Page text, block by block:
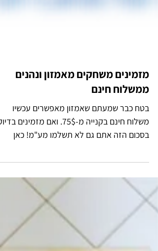
ממשלוח חינם
בטח כבר שמעתם שאמזון מאפשרים עכשיו
בסכום הזה אתם גם לא תשלמו מע"מ! כאן
בפוסט אסביר איך זה עובד...